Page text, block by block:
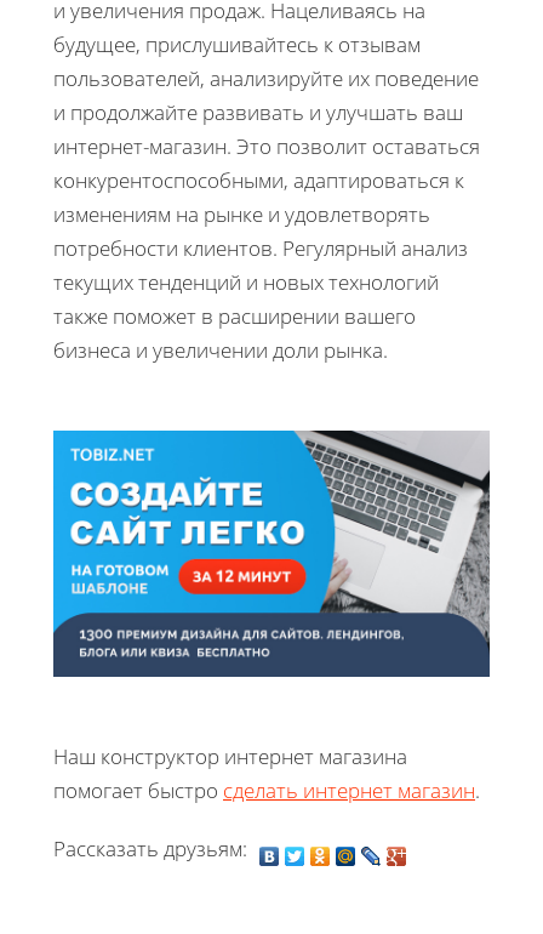
и увеличения продаж. Нацеливаясь на
будущее, прислушивайтесь к отзывам
пользователей, анализируйте их поведение
и продолжайте развивать и улучшать ваш
интернет-магазин. Это позволит оставаться
конкурентоспособными, адаптироваться к
изменениям на рынке и удовлетворять
потребности клиентов. Регулярный анализ
текущих тенденций и новых технологий
также поможет в расширении вашего
бизнеса и увеличении доли рынка.
Наш конструктор интернет магазина
помогает быстро сделать интернет магазин.
Рассказать друзьям: